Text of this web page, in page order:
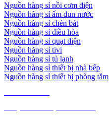
Nguồn hàng sỉ nồi cơm điện
Nguồn hàng sỉ ấm đun nước
Nguồn hàng sỉ chén bát
Nguồn hàng sỉ điều hòa
Nguồn hàng sỉ quạt điện
Nguồn hàng sỉ tivi
Nguồn hàng sỉ tủ lạnh
Nguồn hàng sỉ thiết bị nhà bếp
Nguồn hàng sỉ thiết bị phòng tắm